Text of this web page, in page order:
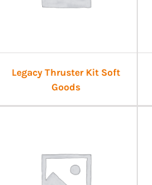
Legacy Thruster Kit Soft
Goods